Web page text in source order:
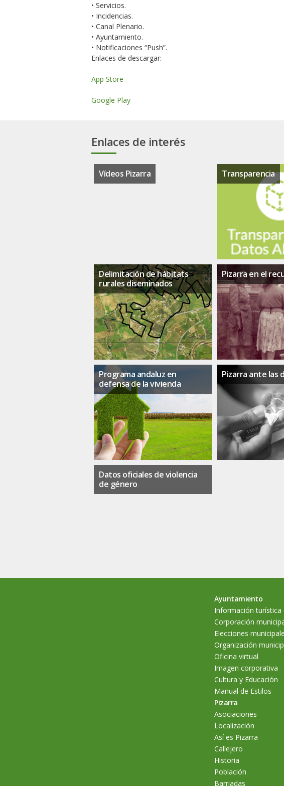
• Servicios.
• Incidencias.
• Canal Plenario.
• Ayuntamiento.
• Notificaciones “Push”.
Enlaces de descargar:
App Store
Google Play
Enlaces de interés
Vídeos Pizarra Transparencia
Delimitación de hábitats
rurales diseminados
Pizarra en el
Programa andaluz en
defensa de la vivienda
Pizarra ante las
Datos oficiales de violencia
de género
Ayuntamiento
Información turística
Corporación
Elecciones
Organización
Oficina virtual
Imagen corporativa
Cultura y Educación
Manual de Estilos
Pizarra
Asociaciones
Localización
Así es Pizarra
Callejero
Historia
Población
Barriadas